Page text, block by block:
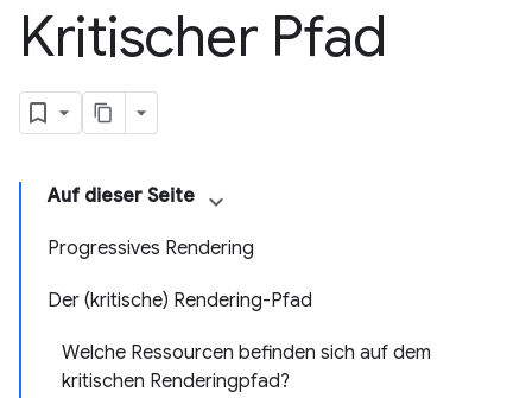
Kritischer Pfad
Auf dieser Seite
Progressives Rendering
Der (kritische) Rendering-Pfad
Welche Ressourcen befinden sich auf dem
kritischen Renderingpfad?